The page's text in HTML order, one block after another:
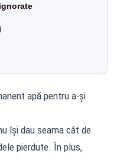
apă pentru a-și
își dau seama cât de
pierdute. În plus,